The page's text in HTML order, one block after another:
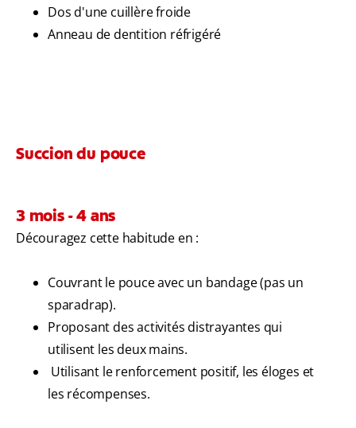
Dos d'une cuillère froide
Anneau de dentition réfrigéré
Succion du pouce
3 mois - 4 ans
Découragez cette habitude en :
Couvrant le pouce avec un bandage (pas un
sparadrap).
Proposant des activités distrayantes qui
utilisent les deux mains.
Utilisant le renforcement positif, les éloges et
les récompenses.